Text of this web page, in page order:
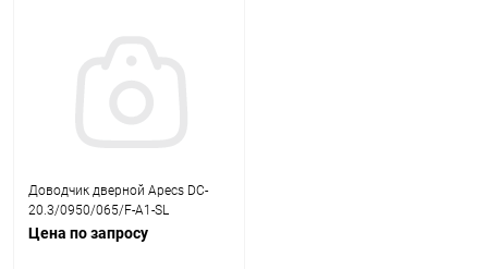
Доводчик дверной Apecs DC-
20.3/0950/065/F-A1-SL
Цена по запросу